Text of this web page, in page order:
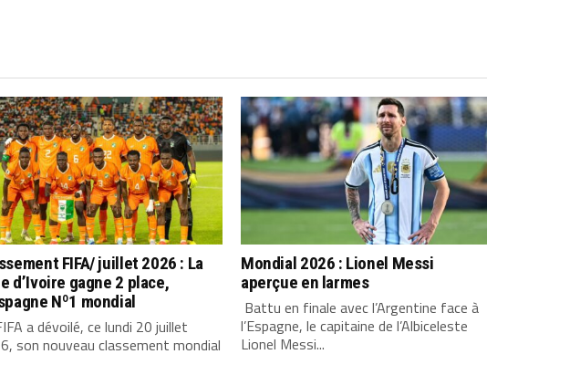
FIFA/ juillet 2026 : La
d’Ivoire gagne 2 place,
Nº1 mondial
a dévoilé, ce lundi 20 juillet
son nouveau classement mondial
Mondial 2026 : Lionel Messi
aperçue en larmes
Battu en finale avec l’Argentine face à
l’Espagne, le capitaine de l’Albiceleste
Lionel Messi...